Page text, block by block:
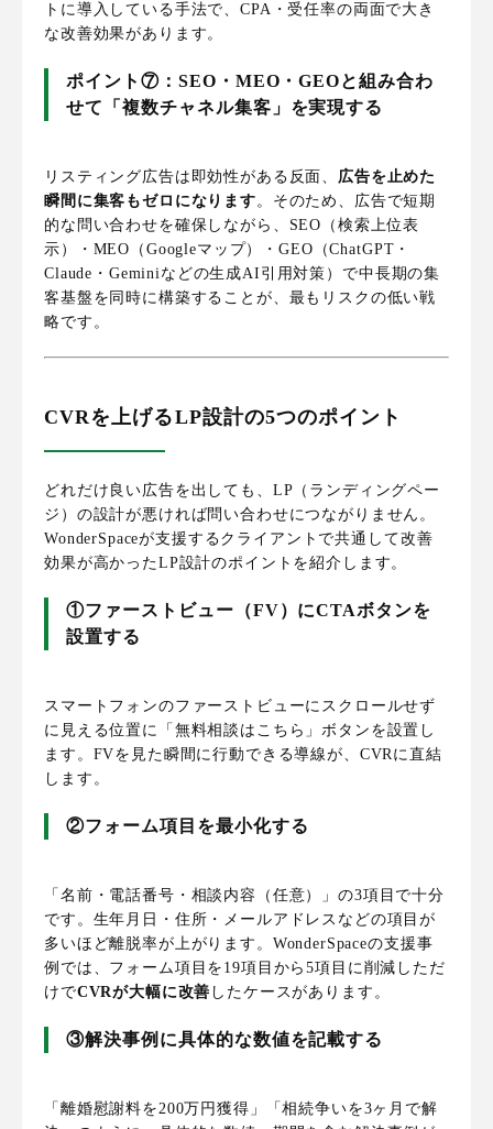
トに導入している手法で、CPA・受任率の両面で大き
な改善効果があります。
ポイント⑦：SEO・MEO・GEOと組み合わ
せて「複数チャネル集客」を実現する
リスティング広告は即効性がある反面、 広告を止めた
瞬間に集客もゼロになります。そのため、広告で短期
的な問い合わせを確保しながら、SEO（検索上位表
示）・MEO（Googleマップ）・GEO（ChatGPT・
Claude・Geminiなどの生成AI引用対策）で中長期の集
客基盤を同時に構築することが、最もリスクの低い戦
略です。
CVRを上げるLP設計の5つのポイント
どれだけ良い広告を出しても、LP（ランディングペー
ジ）の設計が悪ければ問い合わせにつながりません。
WonderSpaceが支援するクライアントで共通して改善
効果が高かったLP設計のポイントを紹介します。
①ファーストビュー（FV）にCTAボタンを
設置する
スマートフォンのファーストビューにスクロールせず
に見える位置に「無料相談はこちら」ボタンを設置し
ます。FVを見た瞬間に行動できる導線が、CVRに直結
します。
②フォーム項目を最小化する
「名前・電話番号・相談内容（任意）」の3項目で十分
です。生年月日・住所・メールアドレスなどの項目が
多いほど離脱率が上がります。WonderSpaceの支援事
例では、フォーム項目を19項目から5項目に削減しただ
けでCVRが大幅に改善 したケースがあります。
③解決事例に具体的な数値を記載する
「離婚慰謝料を200万円獲得」「相続争いを3ヶ月で解